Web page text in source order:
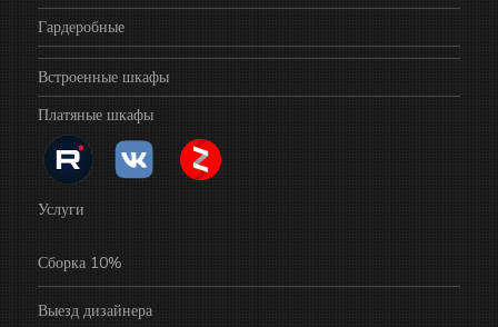
Гардеробные
Встроенные шкафы
Платяные шкафы
Услуги
Сборка 10%
Выезд дизайнера